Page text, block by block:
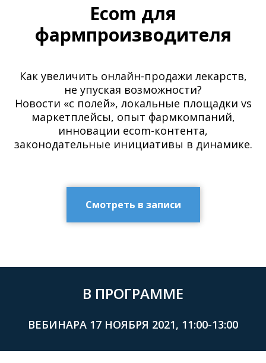
Ecom для
фарм производителя
Как увеличить онлайн-продажи лекарств,
не упуская возможности?
Новости «с полей», локальные площадки vs
маркетплейсы, опыт фармкомпаний,
инновации ecom-контента,
законодательные инициативы в динамике.
Смотреть в записи
В ПРОГРАММЕ
ВЕБИНАРА 17 НОЯБРЯ 2021, 11:00-13:00